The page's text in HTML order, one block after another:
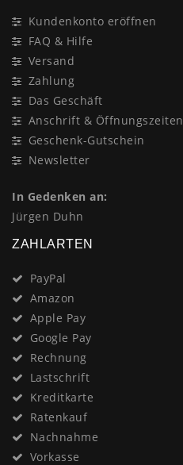
Kundenkonto eröffnen
FAQ & Hilfe
Versand
Zahlung
Das Geschäft
Anschrift & Öffnungszeiten
Geschenk-Gutschein
Newsletter
In Gedenken an:
Jürgen Duhn
ZAHLARTEN
PayPal
Amazon
Apple Pay
Google Pay
Rechnung
Lastschrift
Kreditkarte
Ratenkauf
Nachnahme
Vorkasse